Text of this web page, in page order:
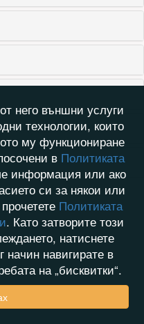
него външни услуги
технологии, които
му функциониране
в Политиката
информация или ако
си за някои или
Политиката
. Като затворите този
натиснете
начин навигирате в
на „бисквитки“.